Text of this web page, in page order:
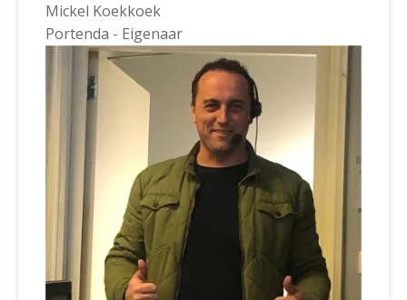
Mickel Koekkoek
Portenda - Eigenaar